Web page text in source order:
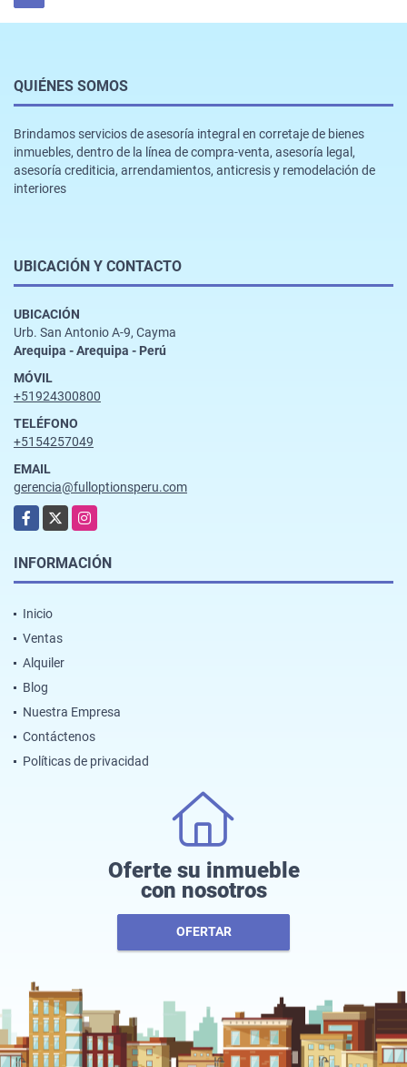
QUIÉNES SOMOS
Brindamos servicios de asesoría integral en corretaje de bienes
inmuebles, dentro de la línea de compra-venta, asesoría legal,
asesoría crediticia, arrendamientos, anticresis y remodelación de
interiores
UBICACIÓN Y CONTACTO
UBICACIÓN
Urb. San Antonio A-9, Cayma
Arequipa - Arequipa - Perú
MÓVIL
+51924300800
TELÉFONO
+5154257049
EMAIL
gerencia@fulloptionsperu.com
Facebook
X Instagram
INFORMACIÓN
Inicio
Ventas
Alquiler
Blog
Nuestra Empresa
Contáctenos
Políticas de privacidad
Oferte su inmueble
con nosotros
OFERTAR